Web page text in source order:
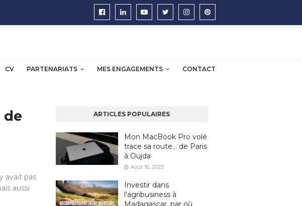
CV PARTENARIATS MES ENGAGEMENTS CONTACT
de
avait pas
aussi
ARTICLES POPULAIRES
Mon MacBook Pro volé
trace sa route… de Paris
à Oujda
Août 16, 2025
Investir dans
l'agribusiness à
Madagascar, par où